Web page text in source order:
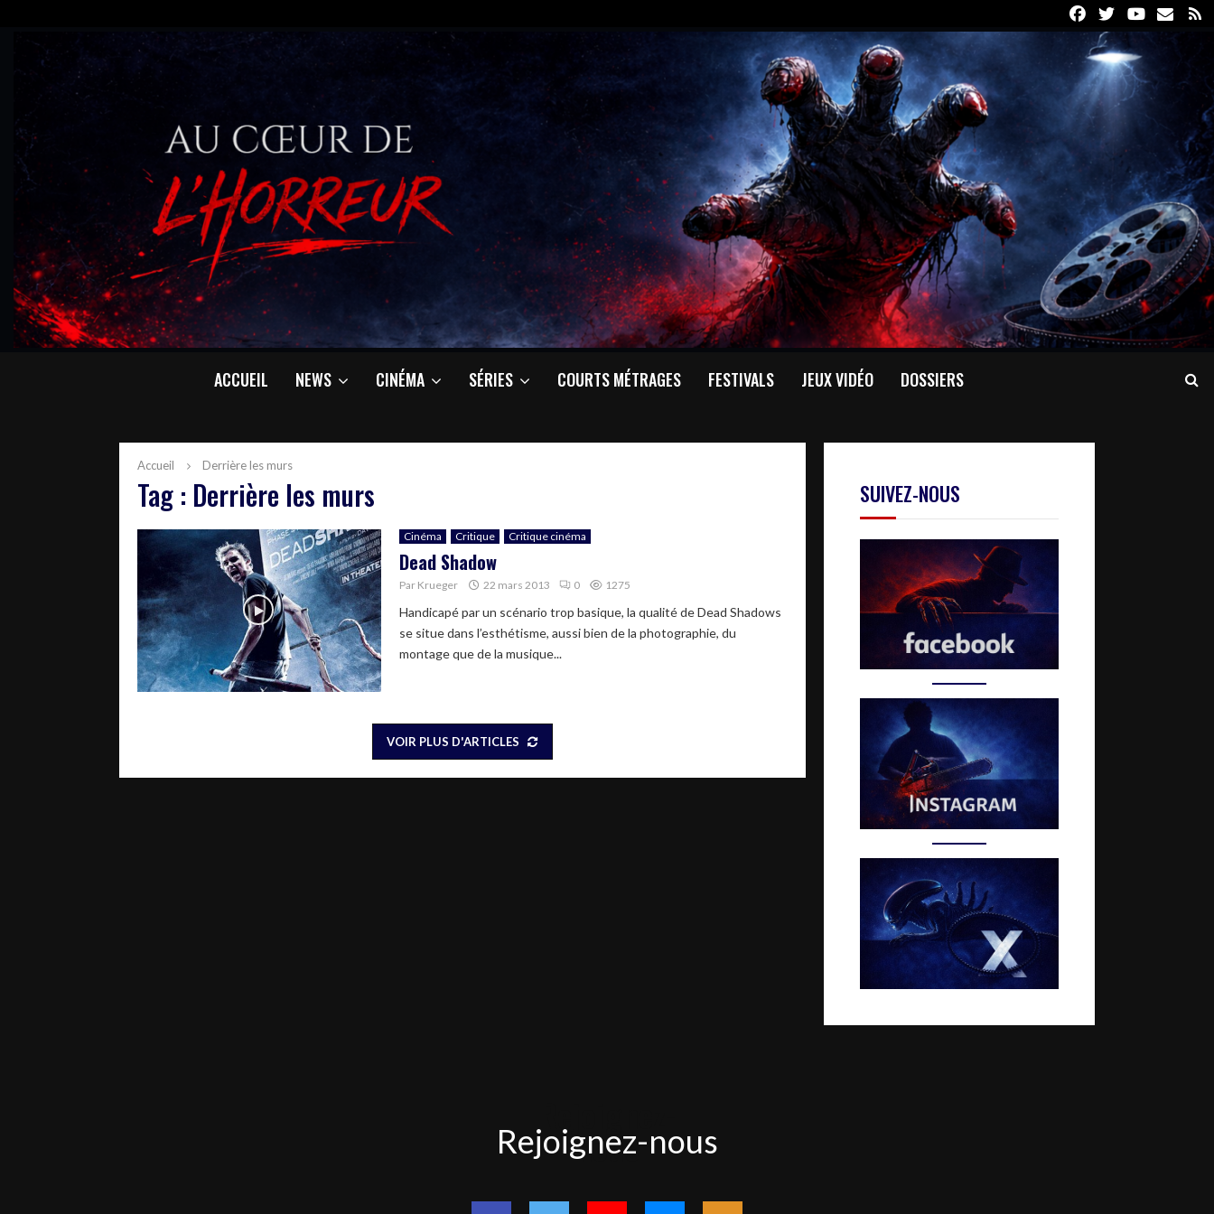
FacebookTwitterYoutube
Email
ACCUEIL NEWS CINÉMA SÉRIES COURTS MÉTRAGES FESTIVALS JEUX VIDÉO DOSSIERS
Accueil Derrière les murs
Tag : Derrière les murs
Cinéma Critique Critique cinéma
Dead Shadow
Par Krueger 22 mars 2013 0 1275
Handicapé par un scénario trop basique, la qualité de Dead Shadows
se situe dans l’esthétisme, aussi bien de la photographie, du
montage que de la musique...
VOIR PLUS D'ARTICLES
SUIVEZ-NOUS
nous
Rejoignez-nous